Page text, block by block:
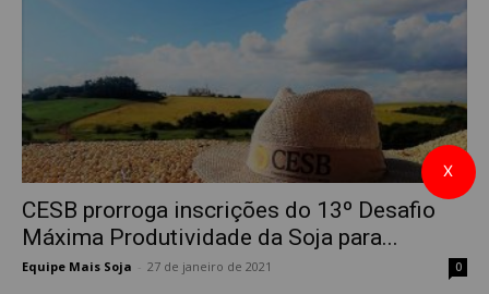
CESB prorroga inscrições do 13º Desafio
Máxima Produtividade da Soja para...
Equipe Mais Soja 27 de janeiro de 2021 0
X